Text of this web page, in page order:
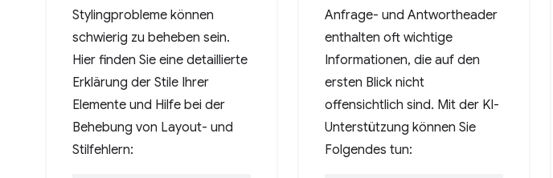
Stylingprobleme können
schwierig zu beheben sein.
Hier finden Sie eine detaillierte
Erklärung der Stile Ihrer
Elemente und Hilfe bei der
Behebung von Layout- und
Stilfehlern:
Anfrage- und Antwortheader
enthalten oft wichtige
Informationen, die auf den
ersten Blick nicht
offensichtlich sind. Mit der KI-
Unterstützung können Sie
Folgendes tun: